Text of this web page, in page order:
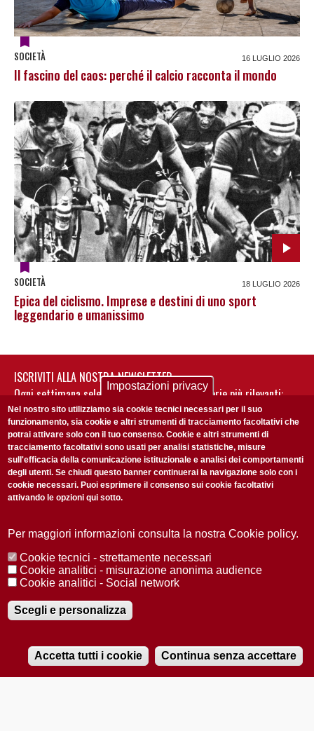
Audio
SOCIETÀ 16 LUGLIO 2026
Il fascino del caos: perché il calcio racconta il mondo
SOCIETÀ 18 LUGLIO 2026
Epica del ciclismo. Imprese e destini di uno sport
leggendario e umanissimo
ISCRIVITI ALLA NOSTRA NEWSLETTER
Ogni settimana selezioniamo per te nostre storie più rilevanti:
non perderti gli aggiornamenti della nostra newsletter
Accetto laPrivacy Policy
Redazione Copyright Privacy
Area stampa
© 2025 Università di Padova
Registrazione presso il Tribunale di Padova n. 2097/2012 del 18 giugno
2012
Impostazioni privacy
Nel nostro sito utilizziamo sia cookie tecnici necessari per il suo
funzionamento, sia cookie e altri strumenti di tracciamento facoltativi che
potrai attivare solo con il tuo consenso. Cookie e altri strumenti di
tracciamento facoltativi sono usati per analisi statistiche, misure
sull'efficacia della comunicazione istituzionale e analisi dei comportamenti
degli utenti. Se chiudi questo banner continuerai la navigazione solo con i
cookie necessari. Puoi esprimere il consenso sui cookie facoltativi
attivando le opzioni qui sotto.
Per maggiori informazioni consulta la nostra Cookie policy.
Cookie tecnici - strettamente necessari
Cookie analitici - misurazione anonima audience
Cookie analitici - Social network
Scegli e personalizza
Accetta tutti i cookie Continua senza accettare